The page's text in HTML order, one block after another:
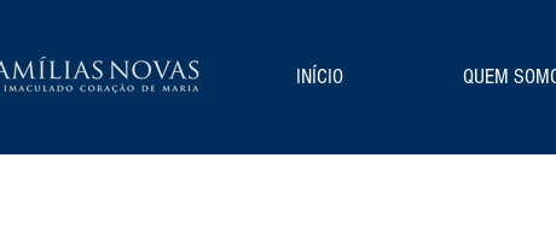
INÍCIO QUEM